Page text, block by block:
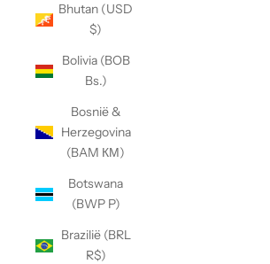
Bhutan (USD
$)
Bolivia (BOB
Bs.)
Bosnië &
Herzegovina
(BAM КМ)
Botswana
(BWP P)
Brazilië (BRL
R$)